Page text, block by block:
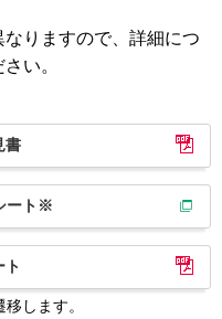
りますので、詳細につ
い。
書
ート※
ト
します。